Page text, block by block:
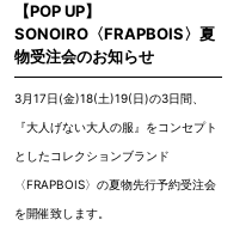
【POP UP】
SONOIRO〈FRAPBOIS〉夏
物受注会のお知らせ
3月17日(金)18(土)19(日)の3日間、
『大人げない大人の服』をコンセプト
としたコレクションブランド
〈FRAPBOIS〉の夏物先行予約受注会
を開催致します。